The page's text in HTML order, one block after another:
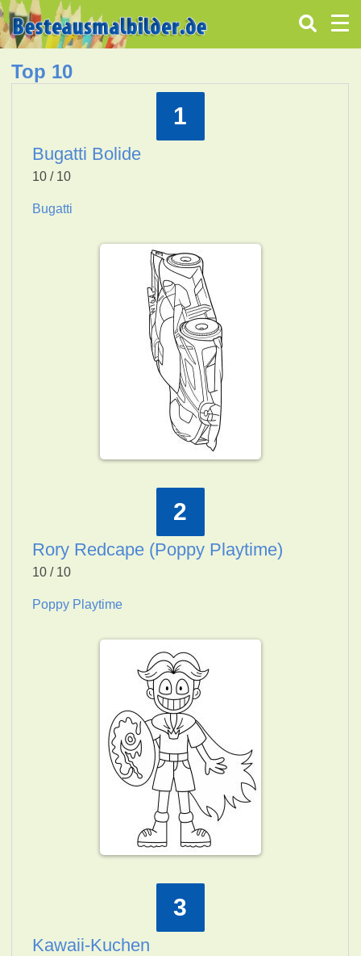
Top 10
1
Bugatti Bolide
10 / 10
Bugatti
2
Rory Redcape (Poppy Playtime)
10 / 10
Poppy Playtime
3
Kawaii-Kuchen